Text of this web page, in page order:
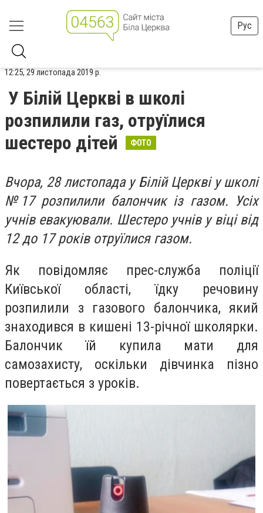
Рус
12:25, 29 листопада 2019 р.
У Білій Церкві в школі
розпилили газ, отруїлися
шестеро дітей
ФОТО
Вчора, 28 листопада у Білій Церкві у школі
№17 розпилили балончик із газом. Усіх
учнів евакуювали. Шестеро учнів у віці від
12 до 17 років отруїлися газом.
Як повідомляє прес-служба поліції
Київської області, їдку речовину
розпилили з газового балончика, який
знаходився в кишені 13-річної школярки.
Балончик їй купила мати для
самозахисту, оскільки дівчинка пізно
повертається з уроків.